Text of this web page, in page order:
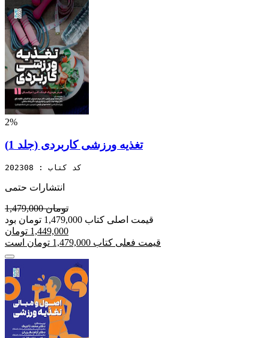
2%
تغذیه ورزشی کاربردی (جلد 1)
کد کتاب : 202308
انتشارات حتمی
1,479,000 تومان
قیمت اصلی کتاب 1,479,000 تومان بود
1,449,000 تومان
قیمت فعلی کتاب 1,479,000 تومان است